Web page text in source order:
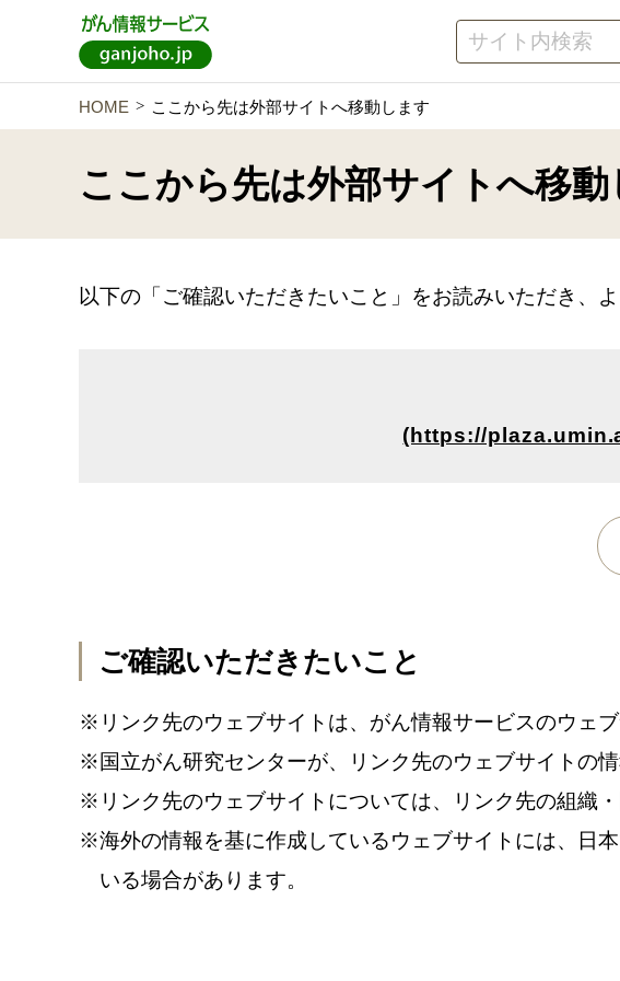
HOME ここから先は外部サイトへ移動します
ここから先は外部サイトへ移動
以下の「ご確認いただきたいこと」をお読みいただき、
(https://
ご確認いただきたいこと
※ リンク先のウェブサイトは、がん情報サービスのウェ
※ 国立がん研究センターが、リンク先のウェブサイトの
※ リンク先のウェブサイトについては、リンク先の組織
※海外の情報を基に作成しているウェブサイトには、日
いる場合があります。